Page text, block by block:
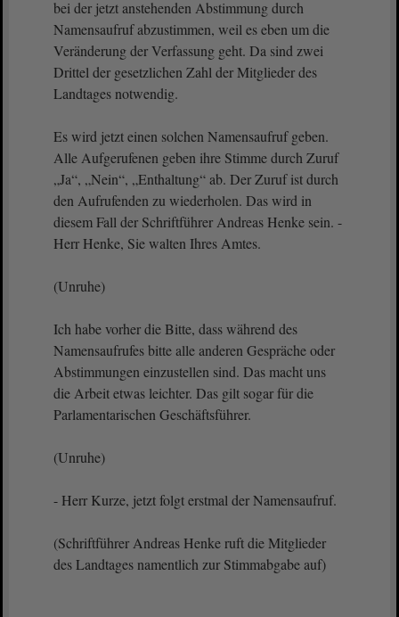
bei der jetzt anstehenden Abstimmung durch
Namensaufruf abzustimmen, weil es eben um die
Veränderung der Verfassung geht. Da sind zwei
Drittel der gesetzlichen Zahl der Mitglieder des
Landtages notwendig.
Es wird jetzt einen solchen Namensaufruf geben.
Alle Aufgerufenen geben ihre Stimme durch Zuruf
„Ja“, „Nein“, „Enthaltung“ ab. Der Zuruf ist durch
den Aufrufenden zu wiederholen. Das wird in
diesem Fall der Schriftführer Andreas Henke sein. -
Herr Henke, Sie walten Ihres Amtes.
(Unruhe)
Ich habe vorher die Bitte, dass während des
Namensaufrufes bitte alle anderen Gespräche oder
Abstimmungen einzustellen sind. Das macht uns
die Arbeit etwas leichter. Das gilt sogar für die
Parlamentarischen Geschäftsführer.
(Unruhe)
- Herr Kurze, jetzt folgt erstmal der Namensaufruf.
(Schriftführer Andreas Henke ruft die Mitglieder
des Landtages namentlich zur Stimmabgabe auf)